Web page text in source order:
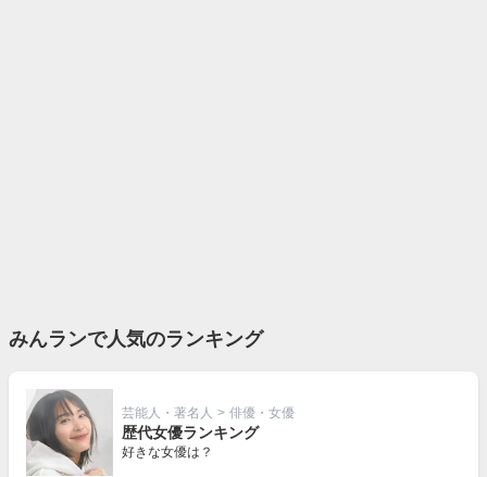
みんランで人気のランキング
芸能人・著名人 > 俳優・女優
歴代女優ランキング
好きな女優は？